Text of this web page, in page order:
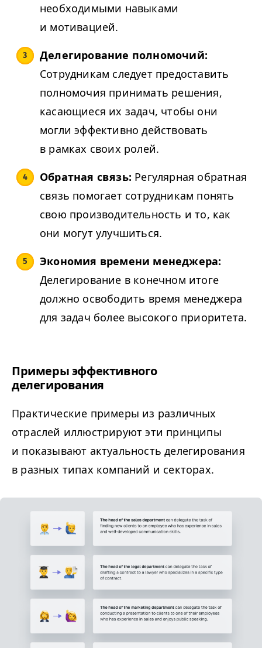
необходимыми навыками
и мотивацией.
Делегирование полномочий:
Сотрудникам следует предоставить
полномочия принимать решения,
касающиеся их задач, чтобы они
могли эффективно действовать
в рамках своих ролей.
Обратная связь: Регулярная обратная
связь помогает сотрудникам понять
свою производительность и то, как
они могут улучшиться.
Экономия времени менеджера:
Делегирование в конечном итоге
должно освободить время менеджера
для задач более высокого приоритета.
Примеры эффективного
делегирования
Практические примеры из различных
отраслей иллюстрируют эти принципы
и показывают актуальность делегирования
в разных типах компаний и секторах.